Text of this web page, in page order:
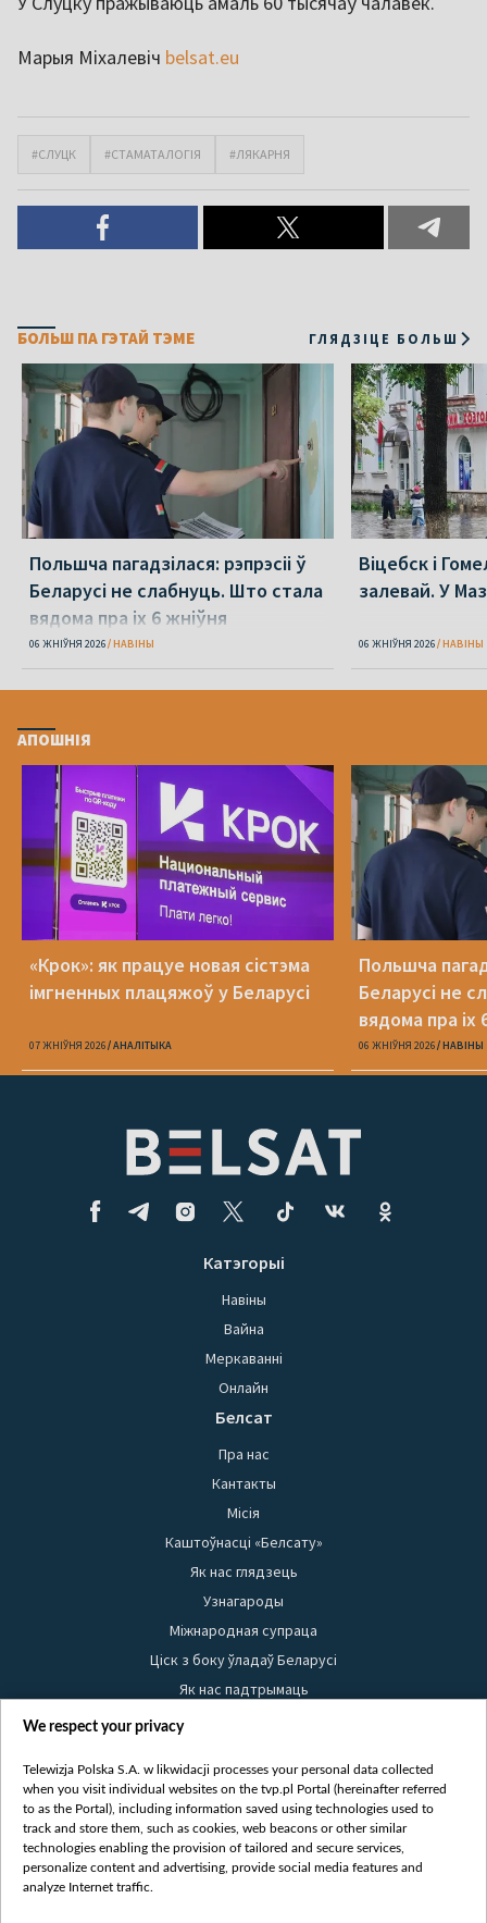
Марыя Міхалевіч belsat.eu
#СЛУЦК #СТАМАТАЛОГІЯ #ЛЯКАРНЯ
БОЛЬШ ПА ГЭТАЙ ТЭМЕ ГЛЯДЗІЦЕ БОЛЬШ
Польшча пагадзілася: рэпрэсіі ў
Беларусі не слабнуць. Што стала
вядома пра іх 6 жніўня
06 ЖНІЎНЯ 2026 НАВІНЫ
Віцебск і
залевай. У
06 ЖНІЎНЯ 2026 НАВІНЫ
АПОШНІЯ
«Крок»: як працуе новая сістэма
імгненных плацяжоў у Беларусі
07 ЖНІЎНЯ 2026 АНАЛІТЫКА
Польшча
Беларусі не
вядома пра іх
06 ЖНІЎНЯ 2026 НАВІНЫ
Катэгорыі
Навіны
Вайна
Меркаванні
Онлайн
Белсат
Пра нас
Кантакты
Місія
Каштоўнасці «Белсату»
Як нас глядзець
Узнагароды
Міжнародная супраца
Ціск з боку ўладаў Беларусі
Як нас падтрымаць
Правілы выкарыстання матэрыялаў
Бяспека
Youtube
Белсат news
Белсат Shorts
We respect your privacy
Telewizja Polska S.A. w likwidacji processes your personal data collected
when you visit individual websites on the tvp.pl Portal (hereinafter referred
to as the Portal), including information saved using technologies used to
track and store them, such as cookies, web beacons or other similar
technologies enabling the provision of tailored and secure services,
personalize content and advertising, provide social media features and
analyze Internet traffic.